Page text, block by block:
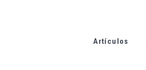
Artículos